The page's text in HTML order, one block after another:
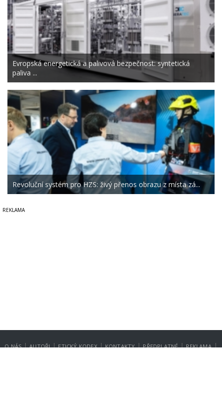
Evropská energetická a palivová bezpečnost: syntetická
paliva ...
Revoluční systém pro HZS: živý přenos obrazu z místa zá...
O NÁS | AUTOŘI | ETICKÝ KODEX | KONTAKTY | PŘEDPLATNÉ | REKLAMA |